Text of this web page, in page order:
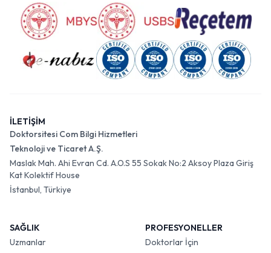
İLETİŞİM
Doktorsitesi Com Bilgi Hizmetleri
Teknoloji ve Ticaret A.Ş.
Maslak Mah. Ahi Evran Cd. A.O.S 55 Sokak No:2 Aksoy Plaza Giriş
Kat Kolektif House
İstanbul, Türkiye
SAĞLIK
Uzmanlar
PROFESYONELLER
Doktorlar İçin